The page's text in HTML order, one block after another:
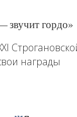
звучит гордо»
награды